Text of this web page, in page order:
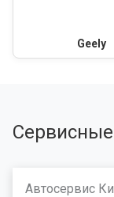
Geely
Автосервис